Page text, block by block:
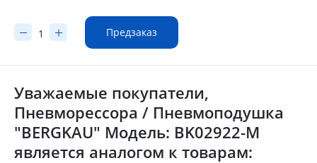
Предзаказ
Уважаемые покупатели,
Пневморессора / Пневмоподушка
"BERGKAU" Модель: BK02922-М
является аналогом к товарам: